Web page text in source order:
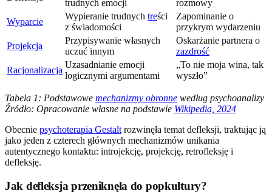
trudnych emocji
rozmowy
Wyparcie
Wypieranie trudnych treści
z świadomości
Zapominanie o
przykrym wydarzeniu
Projekcja
Przypisywanie własnych
uczuć innym
Oskarżanie partnera o
zazdrość
Racjonalizacja
Uzasadnianie emocji
logicznymi argumentami
„To nie moja wina, tak
wyszło”
Tabela 1: Podstawowe mechanizmy obronne według psychoanalizy
Źródło: Opracowanie własne na podstawie Wikipedia, 2024
Obecnie psychoterapia Gestalt rozwinęła temat defleksji, traktując ją
jako jeden z czterech głównych mechanizmów unikania
autentycznego kontaktu: introjekcję, projekcję, retrofleksję i
defleksję.
Jak defleksja przeniknęła do popkultury?